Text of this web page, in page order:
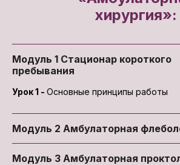
хирургия»:
Модуль 1 Стационар короткого
пребывания
Урок 1 - Основные принципы работы
Модуль 2 Амбулаторная
Модуль 3 Амбулаторная
Константин Лобан
Врач - хирург ГКБ№1 им. Н.И. Пирогова
старший научный сотрудник НИИ
Клинической Хирургии
хирургии ФГАОУ ВО РНИМУ им. Н.И.